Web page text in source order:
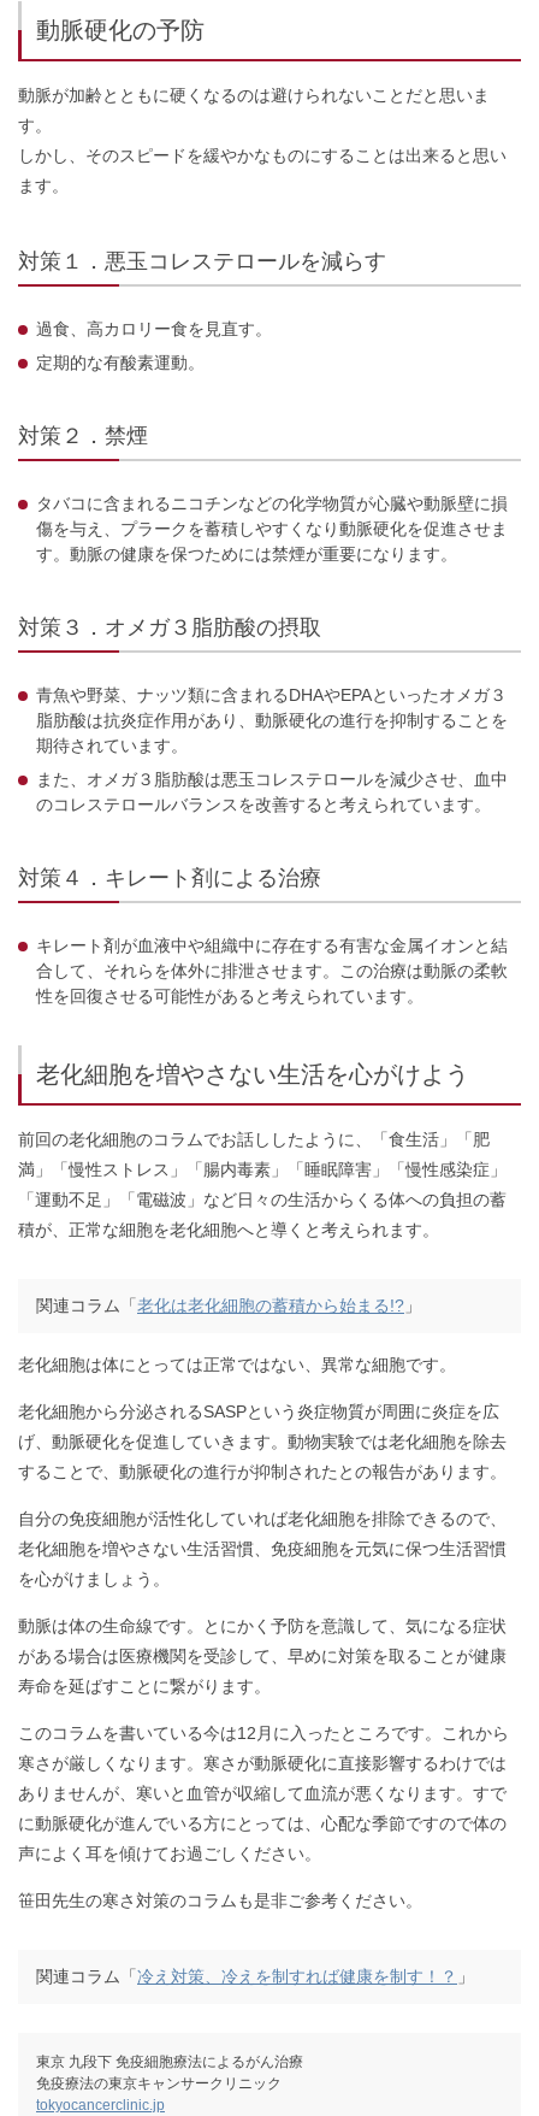
動脈硬化の予防
動脈が加齢とともに硬くなるのは避けられないことだと思いま
す。
しかし、そのスピードを緩やかなものにすることは出来ると思い
ます。
対策１．悪玉コレステロールを減らす
過食、高カロリー食を見直す。
定期的な有酸素運動。
対策２．禁煙
タバコに含まれるニコチンなどの化学物質が心臓や動脈壁に損
傷を与え、プラークを蓄積しやすくなり動脈硬化を促進させま
す。動脈の健康を保つためには禁煙が重要になります。
対策３．オメガ３脂肪酸の摂取
青魚や野菜、ナッツ類に含まれるDHAやEPAといったオメガ３
脂肪酸は抗炎症作用があり、動脈硬化の進行を抑制することを
期待されています。
また、オメガ３脂肪酸は悪玉コレステロールを減少させ、血中
のコレステロールバランスを改善すると考えられています。
対策４．キレート剤による治療
キレート剤が血液中や組織中に存在する有害な金属イオンと結
合して、それらを体外に排泄させます。この治療は動脈の柔軟
性を回復させる可能性があると考えられています。
老化細胞を増やさない生活を心がけよう
前回の老化細胞のコラムでお話ししたように、「食生活」「肥
満」「慢性ストレス」「腸内毒素」「睡眠障害」「慢性感染症」
「運動不足」「電磁波」など日々の生活からくる体への負担の蓄
積が、正常な細胞を老化細胞へと導くと考えられます。
関連コラム「 老化は老化細胞の蓄積から始まる!? 」
老化細胞は体にとっては正常ではない、異常な細胞です。
老化細胞から分泌されるSASPという炎症物質が周囲に炎症を広
げ、動脈硬化を促進していきます。動物実験では老化細胞を除去
することで、動脈硬化の進行が抑制されたとの報告があります。
自分の免疫細胞が活性化していれば老化細胞を排除できるので、
老化細胞を増やさない生活習慣、免疫細胞を元気に保つ生活習慣
を心がけましょう。
動脈は体の生命線です。とにかく予防を意識して、気になる症状
がある場合は医療機関を受診して、早めに対策を取ることが健康
寿命を延ばすことに繋がります。
このコラムを書いている今は12月に入ったところです。これから
寒さが厳しくなります。寒さが動脈硬化に直接影響するわけでは
ありませんが、寒いと血管が収縮して血流が悪くなります。すで
に動脈硬化が進んでいる方にとっては、心配な季節ですので体の
声によく耳を傾けてお過ごしください。
笹田先生の寒さ対策のコラムも是非ご参考ください。
関連コラム「 冷え対策、冷えを制すれば健康を制す！？ 」
東京 九段下 免疫細胞療法によるがん治療
免疫療法の東京キャンサークリニック
tokyocancerclinic.jp